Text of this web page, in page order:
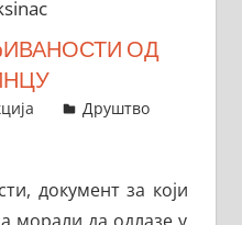
ОД
Друштво
документ за који